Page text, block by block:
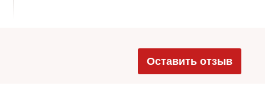
Оставить отзыв